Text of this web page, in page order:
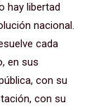
hay libertad
nacional.
cada
en sus
con su
con su